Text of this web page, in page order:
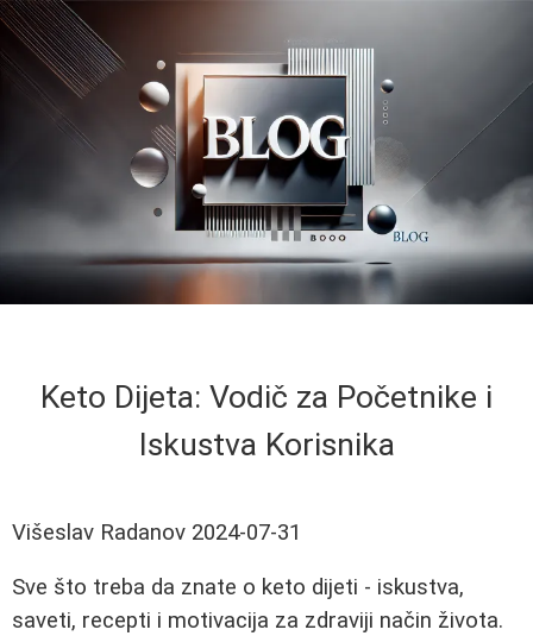
Keto Dijeta: Vodič za Početnike i
Iskustva Korisnika
Višeslav Radanov 2024-07-31
Sve što treba da znate o keto dijeti - iskustva,
saveti, recepti i motivacija za zdraviji način života.